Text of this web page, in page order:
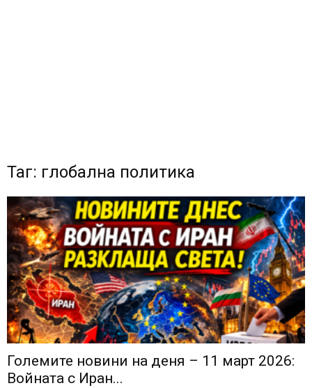
Таг: глобална политика
Големите новини на деня – 11 март 2026:
Войната с Иран...